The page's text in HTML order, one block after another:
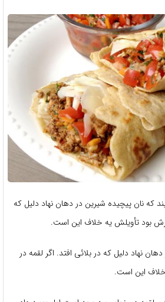
که نان پیچیده شیرین در دهان نهاد دلیل که
بود تأویلش یه خلاف این است.
نهاد دلیل که در بلائی افتد. اگر لقمه در
این است.